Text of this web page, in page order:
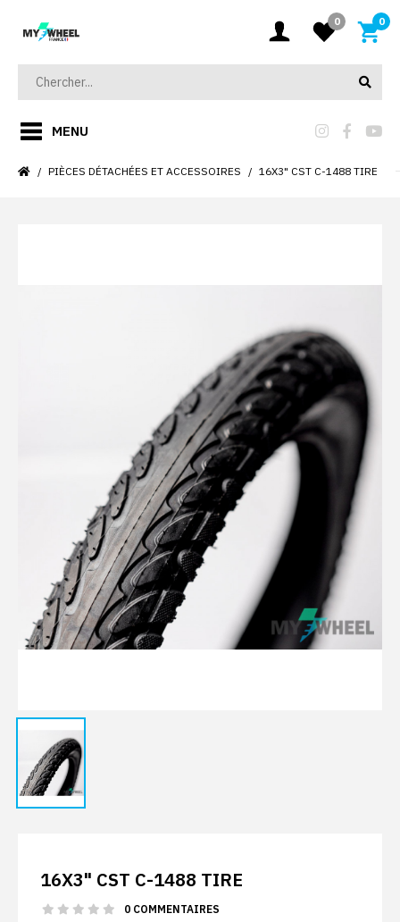
0 0
MENU
PIÈCES DÉTACHÉES ET ACCESSOIRES 16X3" CST C-1488 TIRE
16X3" CST C-1488 TIRE
0 COMMENTAIRES